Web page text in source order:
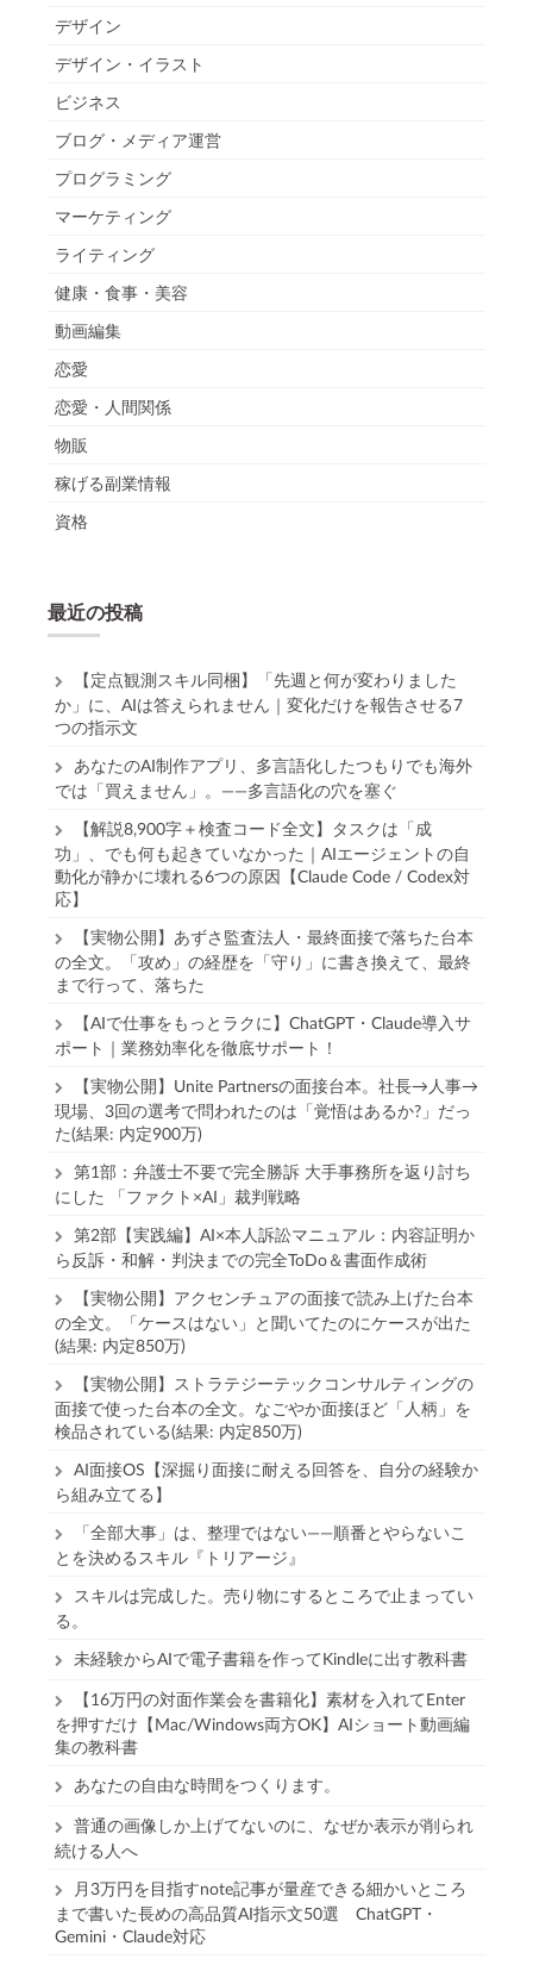
デザイン
デザイン・イラスト
ビジネス
ブログ・メディア運営
プログラミング
マーケティング
ライティング
健康・食事・美容
動画編集
恋愛
恋愛・人間関係
物販
稼げる副業情報
資格
最近の投稿
【定点観測スキル同梱】「先週と何が変わりました
か」に、AIは答えられません｜変化だけを報告させる7
つの指示文
あなたのAI制作アプリ、多言語化したつもりでも海外
では「買えません」。——多言語化の穴を塞ぐ
【解説8,900字＋検査コード全文】タスクは「成
功」、でも何も起きていなかった｜AIエージェントの自
動化が静かに壊れる6つの原因【Claude Code / Codex対
応】
【実物公開】あずさ監査法人・最終面接で落ちた台本
の全文。「攻め」の経歴を「守り」に書き換えて、最終
まで行って、落ちた
【AIで仕事をもっとラクに】ChatGPT・Claude導入サ
ポート｜業務効率化を徹底サポート！
【実物公開】Unite Partnersの面接台本。社長→人事→
現場、3回の選考で問われたのは「覚悟はあるか?」だっ
た(結果: 内定900万)
第1部：弁護士不要で完全勝訴 大手事務所を返り討ち
にした 「ファクト×AI」裁判戦略
第2部【実践編】AI×本人訴訟マニュアル：内容証明か
ら反訴・和解・判決までの完全ToDo＆書面作成術
【実物公開】アクセンチュアの面接で読み上げた台本
の全文。「ケースはない」と聞いてたのにケースが出た
(結果: 内定850万)
【実物公開】ストラテジーテックコンサルティングの
面接で使った台本の全文。なごやか面接ほど「人柄」を
検品されている(結果: 内定850万)
AI面接OS【深掘り面接に耐える回答を、自分の経験か
ら組み立てる】
「全部大事」は、整理ではない——順番とやらないこ
とを決めるスキル『トリアージ』
スキルは完成した。売り物にするところで止まってい
る。
未経験からAIで電子書籍を作ってKindleに出す教科書
【16万円の対面作業会を書籍化】素材を入れてEnter
を押すだけ【Mac/Windows両方OK】AIショート動画編
集の教科書
あなたの自由な時間をつくります。
普通の画像しか上げてないのに、なぜか表示が削られ
続ける人へ
月3万円を目指すnote記事が量産できる細かいところ
まで書いた長めの高品質AI指示文50選 ChatGPT・
Gemini・Claude対応